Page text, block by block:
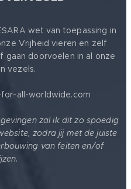
wet van toepassing in
Vrijheid vieren en zelf
gaan doorvoelen in al onze
vezels.
all-worldwide.com
zal ik dit zo spoedig
zodra jij met de juiste
van feiten en/of